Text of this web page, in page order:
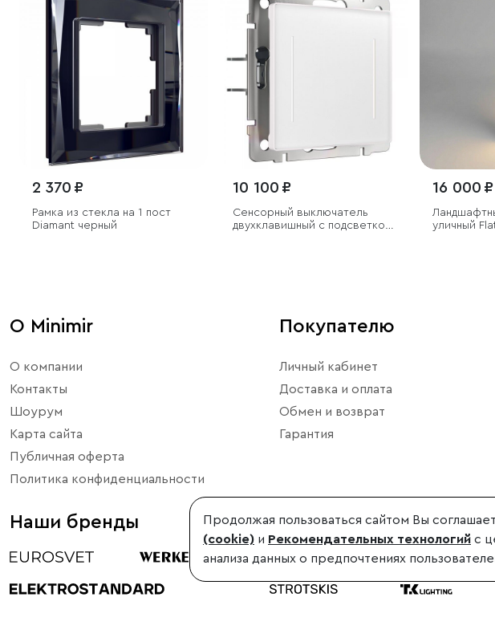
2 370 ₽
Рамка из стекла на 1 пост
Diamant черный
10 100 ₽
Сенсорный выключатель
двухклавишный с подсветкой
16 000 ₽
уличный
О Minimir
О компании
Контакты
Шоурум
Карта сайта
Публичная оферта
Политика конфиденциальности
Покупателю
Личный кабинет
Доставка и оплата
Обмен и возврат
Гарантия
Наши бренды Продолжая пользоваться сайтом Вы
(cookie) и Рекомендательных технологий с
анализа данных о предпочтениях